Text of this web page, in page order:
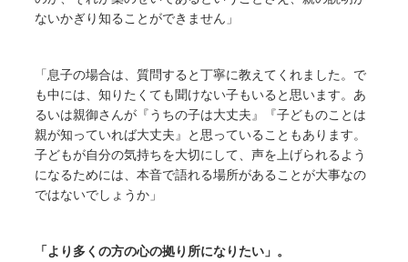
ないかぎり知ることができません」
「息子の場合は、質問すると丁寧に教えてくれました。で
も中には、知りたくても聞けない子もいると思います。あ
るいは親御さんが『うちの子は大丈夫』『子どものことは
親が知っていれば大丈夫』と思っていることもあります。
子どもが自分の気持ちを大切にして、声を上げられるよう
になるためには、本音で語れる場所があることが大事なの
ではないでしょうか」
「より多くの方の心の拠り所になりたい」。